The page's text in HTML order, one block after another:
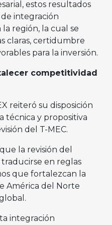
estos resultados
integración
región, la cual se
claras, certidumbre
para la inversión.
competitividad
reiteró su disposición
técnica y propositiva
del T-MEC.
la revisión del
en reglas
que fortalezcan la
América del Norte
integración